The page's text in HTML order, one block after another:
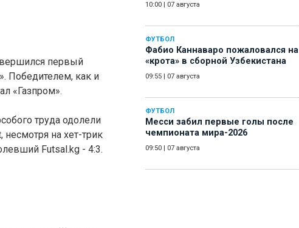
10:00 07 августа
ФУТБОЛ
Фабио Каннаваро пожаловался на
«крота» в сборной Узбекистана
09:55 07 августа
ФУТБОЛ
Месси забил первые голы после
чемпионата мира-2026
09:50 07 августа
первый
Победителем, как и
«Газпром».
труда одолели
несмотря на хет-трик
Futsal.kg - 4:3.